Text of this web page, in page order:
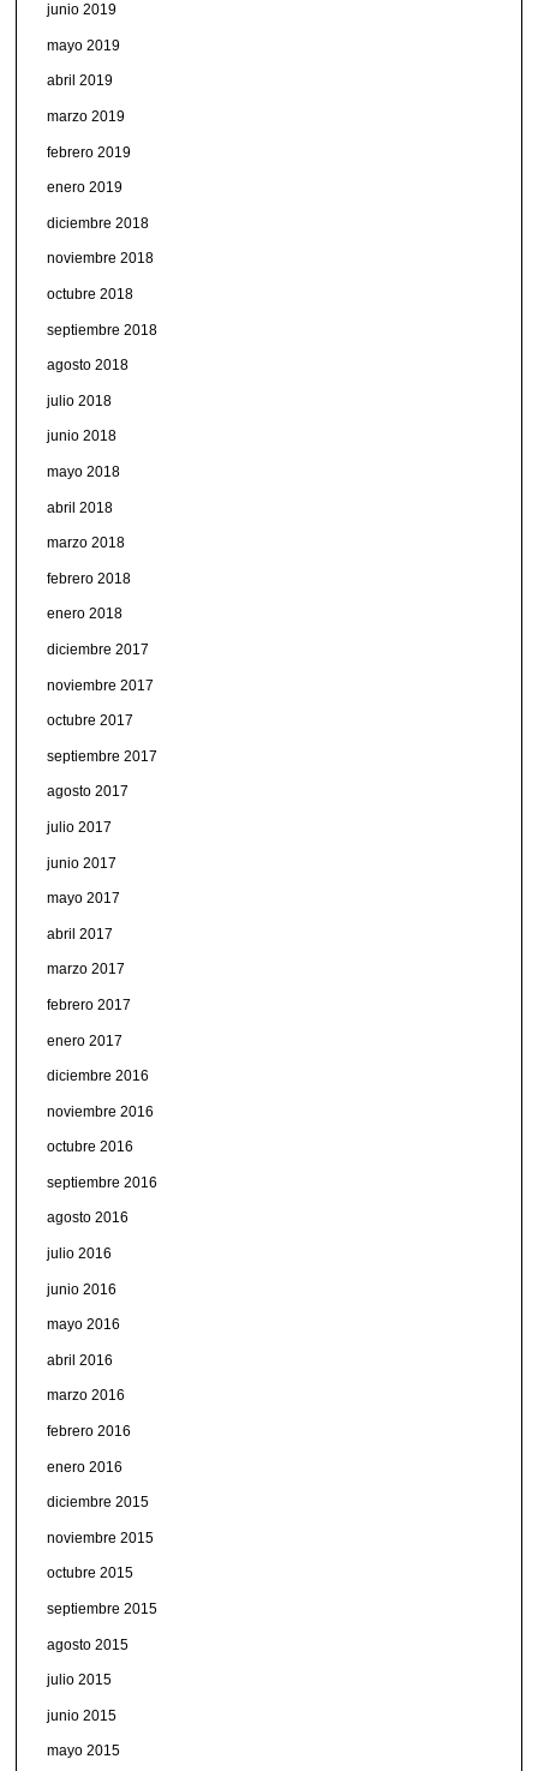
junio 2019
mayo 2019
abril 2019
marzo 2019
febrero 2019
enero 2019
diciembre 2018
noviembre 2018
octubre 2018
septiembre 2018
agosto 2018
julio 2018
junio 2018
mayo 2018
abril 2018
marzo 2018
febrero 2018
enero 2018
diciembre 2017
noviembre 2017
octubre 2017
septiembre 2017
agosto 2017
julio 2017
junio 2017
mayo 2017
abril 2017
marzo 2017
febrero 2017
enero 2017
diciembre 2016
noviembre 2016
octubre 2016
septiembre 2016
agosto 2016
julio 2016
junio 2016
mayo 2016
abril 2016
marzo 2016
febrero 2016
enero 2016
diciembre 2015
noviembre 2015
octubre 2015
septiembre 2015
agosto 2015
julio 2015
junio 2015
mayo 2015